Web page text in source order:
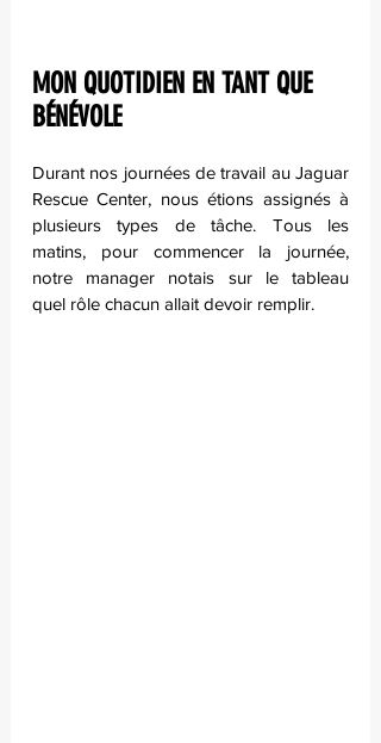
MON QUOTIDIEN EN TANT QUE
BÉNÉVOLE
Durant nos journées de travail au Jaguar
Rescue Center, nous étions assignés à
plusieurs types de tâche. Tous les
matins, pour commencer la journée,
notre manager notais sur le tableau
quel rôle chacun allait devoir remplir.